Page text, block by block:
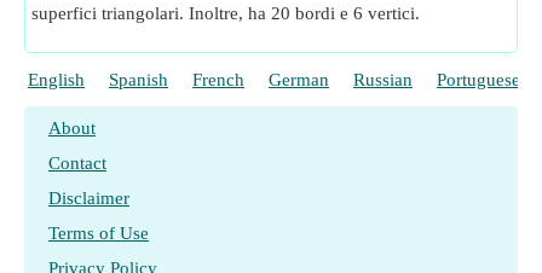
superfici triangolari. Inoltre, ha 20 bordi e 6 vertici.
English Spanish French German Russian Portuguese
About
Contact
Disclaimer
Terms of Use
Privacy Policy